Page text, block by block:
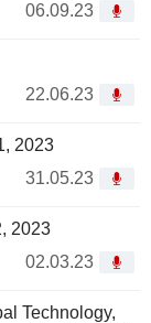
06.09.23
22.06.23
2023
31.05.23
2023
02.03.23
Technology,